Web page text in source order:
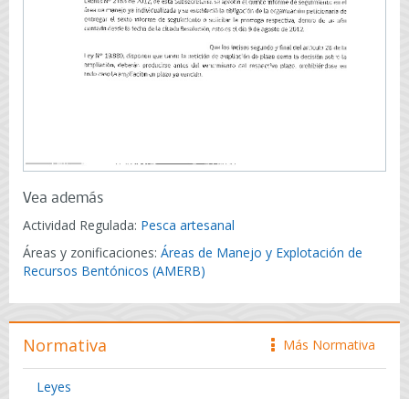
Vea además
Actividad Regulada: Pesca artesanal
Áreas y zonificaciones: Áreas de Manejo y Explotación de
Recursos Bentónicos (AMERB)
icono
Más Normativa
Normativa
Leyes